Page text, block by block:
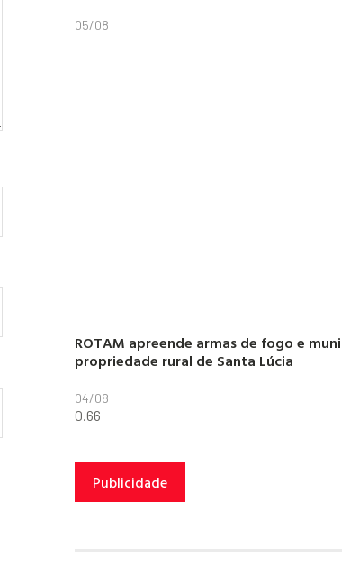
05/08
ROTAM apreende armas de fogo e
propriedade rural de Santa Lúcia
04/08
Publicidade